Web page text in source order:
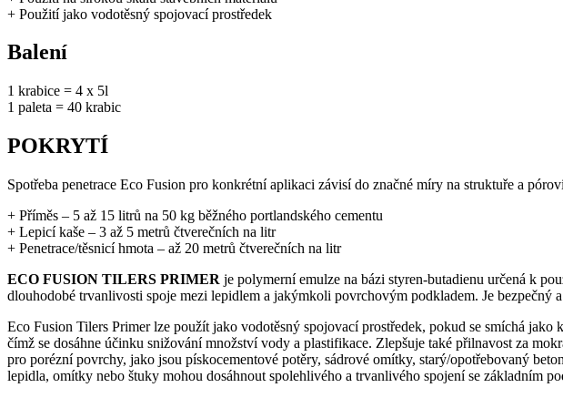
+ Použití jako vodotěsný spojovací prostředek
Balení
1 krabice = 4 x 5l
1 paleta = 40 krabic
POKRYTÍ
Spotřeba penetrace Eco Fusion pro konkrétní aplikaci závisí do značné míry na struktuře a
+ Příměs – 5 až 15 litrů na 50 kg běžného portlandského cementu
+ Lepicí kaše – 3 až 5 metrů čtverečních na litr
+ Penetrace/těsnicí hmota – až 20 metrů čtverečních na litr
ECO FUSION TILERS PRIMER je polymerní emulze na bázi styren-butadienu určená k
dlouhodobé trvanlivosti spoje mezi lepidlem a jakýmkoli povrchovým podkladem. Je
Eco Fusion Tilers Primer lze použít jako vodotěsný spojovací prostředek, pokud se smíchá
čímž se dosáhne účinku snižování množství vody a plastifikace. Zlepšuje také přilnavost za
pro porézní povrchy, jako jsou pískocementové potěry, sádrové omítky, starý/opotřebovaný
lepidla, omítky nebo štuky mohou dosáhnout spolehlivého a trvanlivého spojení se základním